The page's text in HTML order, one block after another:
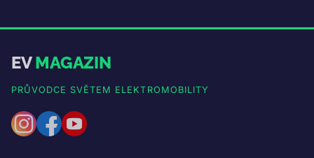
EVMAGAZIN
PRŮVODCE SVĚTEM ELEKTROMOBILITY